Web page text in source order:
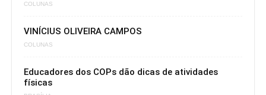
COLUNAS
VINÍCIUS OLIVEIRA CAMPOS
COLUNAS
Educadores dos COPs dão dicas de atividades
físicas